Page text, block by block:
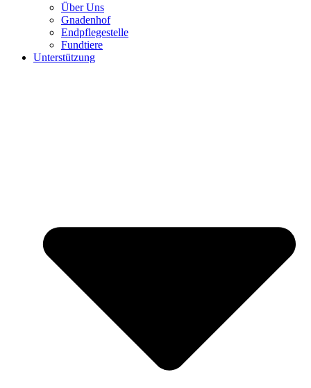
Über Uns
Gnadenhof
Endpflegestelle
Fundtiere
Unterstützung